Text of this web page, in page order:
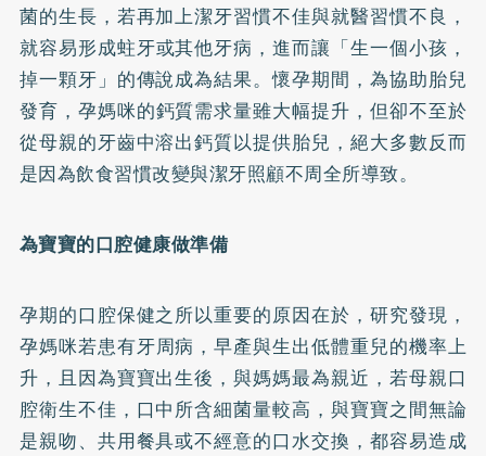
菌的生長，若再加上潔牙習慣不佳與就醫習慣不良，
就容易形成蛀牙或其他牙病，進而讓「生一個小孩，
掉一顆牙」的傳說成為結果。懷孕期間，為協助胎兒
發育，孕媽咪的鈣質需求量雖大幅提升，但卻不至於
從母親的牙齒中溶出鈣質以提供胎兒，絕大多數反而
是因為飲食習慣改變與潔牙照顧不周全所導致。
為寶寶的口腔健康做準備
孕期的口腔保健之所以重要的原因在於，研究發現，
孕媽咪若患有牙周病 ，早產與生出低體重兒的機率上
升，且因為寶寶出生後，與媽媽最為親近，若母親口
腔衛生不佳，口中所含細菌量較高，與寶寶之間無論
是親吻、共用餐具或不經意的口水交換，都容易造成